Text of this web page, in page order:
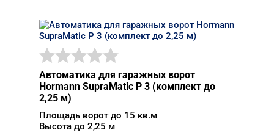
Автоматика для гаражных ворот
Hormann SupraMatic P 3 (комплект до
2,25 м)
Площадь ворот до 15 кв.м
Высота до 2,25 м